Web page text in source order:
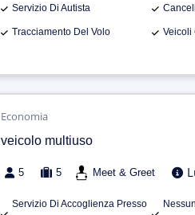
Servizio Di Autista
Tracciamento Del Volo Veicoli
Economia
veicolo multiuso
5 5 Meet & Greet
Servizio Di Accoglienza Presso